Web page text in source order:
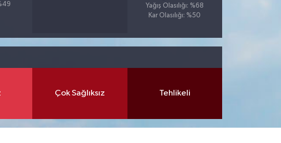
Yağış Olasılığı: %68
Kar Olasılığı: %50
Çok Sağlıksız Tehlikeli